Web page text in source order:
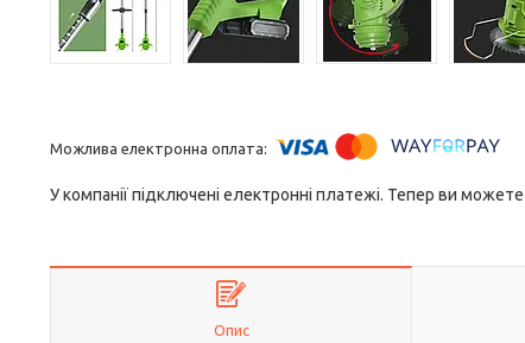
У компанії підключені електронні платежі. Тепер ви
Опис